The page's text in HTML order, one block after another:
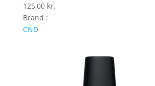
125,00 kr.
Brand :
CND